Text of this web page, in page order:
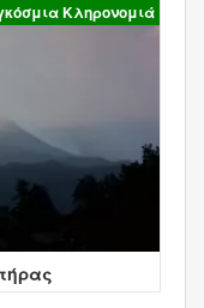
Κληρονομιά